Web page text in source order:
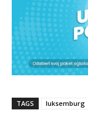
TAGS luksemburg